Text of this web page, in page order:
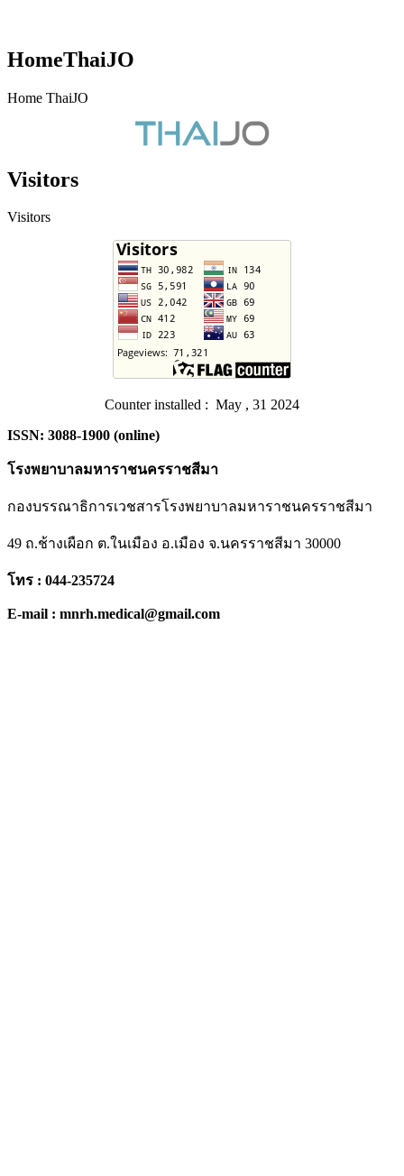
HomeThaiJO
Home ThaiJO
Visitors
Visitors
Counter installed : May , 31 2024
ISSN: 3088-1900 (online)
โรงพยาบาลมหาราชนครราชสีมา
กองบรรณาธิการเวชสารโรงพยาบาลมหาราชนครราชสีมา
49 ถ.ช้างเผือก ต.ในเมือง อ.เมือง จ.นครราชสีมา 30000
โทร : 044-235724
E-mail : mnrh.medical@gmail.com